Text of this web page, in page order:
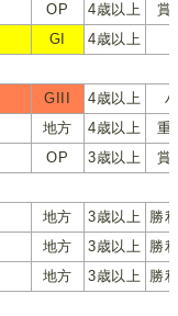
OP 4歳以上
賞
GI 4歳以上
GIII 4歳以上
地方 4歳以上
重
OP 3歳以上 賞
地方 3歳以上 勝
地方 3歳以上 勝
地方 3歳以上 勝